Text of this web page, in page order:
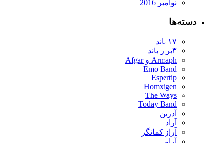
Armaph و Afgar
Emo Band
Espertip
Homxigen
The Ways
Today Band
آراز کمانگر